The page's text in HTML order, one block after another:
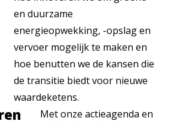
en duurzame
energieopwekking, -opslag en
vervoer mogelijk te maken en
hoe benutten we de kansen die
de transitie biedt voor nieuwe
waardeketens.
Met onze actieagenda en